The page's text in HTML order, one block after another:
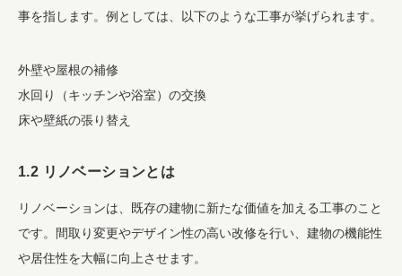
事を指します。例としては、以下のような工事が挙げられます。
外壁や屋根の補修
水回り（キッチンや浴室）の交換
床や壁紙の張り替え
1.2 リノベーションとは
リノベーションは、既存の建物に新たな価値を加える工事のこと
です。間取り変更やデザイン性の高い改修を行い、建物の機能性
や居住性を大幅に向上させます。